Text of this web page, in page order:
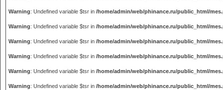
Warning: Undefined variable $tsr in /home/admin/web/phinance.ru/public_html/
Warning: Undefined variable $tsr in /home/admin/web/phinance.ru/public_html/
Warning: Undefined variable $tsr in /home/admin/web/phinance.ru/public_html/
Warning: Undefined variable $tsr in /home/admin/web/phinance.ru/public_html/
Warning: Undefined variable $tsr in /home/admin/web/phinance.ru/public_html/
Warning: Undefined variable $tsr in /home/admin/web/phinance.ru/public_html/